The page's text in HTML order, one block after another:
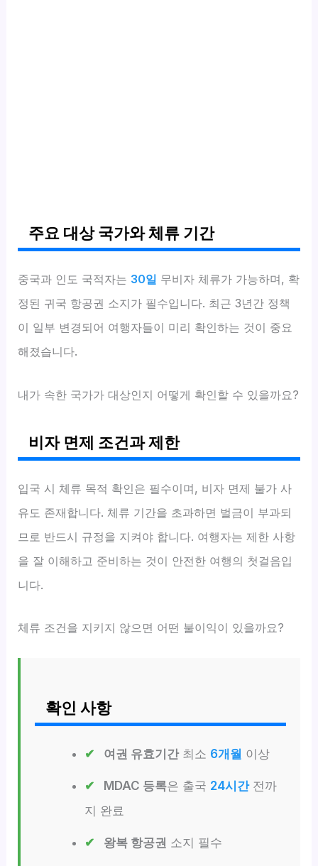
주요 대상 국가와 체류 기간
중국과 인도 국적자는 30일 무비자 체류가 가능하며, 확
정된 귀국 항공권 소지가 필수입니다. 최근 3년간 정책
이 일부 변경되어 여행자들이 미리 확인하는 것이 중요
해졌습니다.
내가 속한 국가가 대상인지 어떻게 확인할 수 있을까요?
비자 면제 조건과 제한
입국 시 체류 목적 확인은 필수이며, 비자 면제 불가 사
유도 존재합니다. 체류 기간을 초과하면 벌금이 부과되
므로 반드시 규정을 지켜야 합니다. 여행자는 제한 사항
을 잘 이해하고 준비하는 것이 안전한 여행의 첫걸음입
니다.
체류 조건을 지키지 않으면 어떤 불이익이 있을까요?
확인 사항
여권 유효기간최소 6개월 이상
MDAC 등록은 출국 24시간전까
지 완료
왕복 항공권 소지 필수